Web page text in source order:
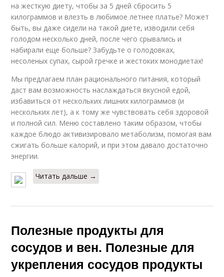
на жесткую диету, чтобы за 5 дней сбросить 5
килограммов и влезть в любимое летнее платье? Может
быть, вы даже сидели на такой диете, изводили себя
голодом несколько дней, после чего срывались и
набирали еще больше? Забудьте о голодовках,
несоленых супах, сырой гречке и жестоких монодиетах!
Мы предлагаем план рационального питания, который
даст вам возможность наслаждаться вкусной едой,
избавиться от нескольких лишних килограммов (и
нескольких лет), а к тому же чувствовать себя здоровой
и полной сил. Меню составлено таким образом, чтобы
каждое блюдо активизировало метаболизм, помогая вам
сжигать больше калорий, и при этом давало достаточно
энергии.
Читать дальше →
Полезные продукты для
сосудов и вен. Полезные для
укрепления сосудов продукты